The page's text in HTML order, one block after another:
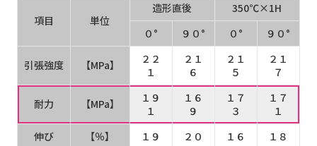
項目 単位
造形直後
350℃×1H
０°
９０° ０° ９０°
引張強度 【MPa】
２２
１
２１
６
２１
５
２１
７
耐力 【MPa】
１９
１
１６
９
１７
３
１７
１
伸び
【％】 １９ ２０ １６
１８